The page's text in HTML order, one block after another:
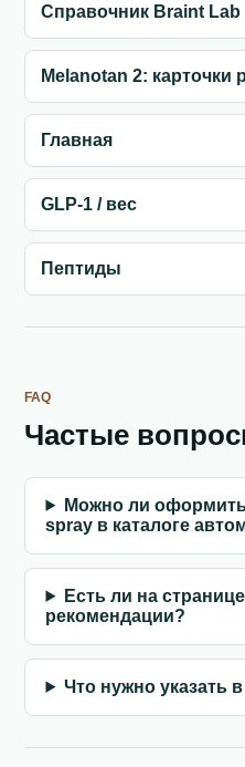
Справочник Braint Lab
Melanotan 2: карточки
Главная
GLP-1 / вес
Пептиды
FAQ
Частые
Можно ли оформить
spray в каталоге
Есть ли на
рекомендации?
Что нужно указать в